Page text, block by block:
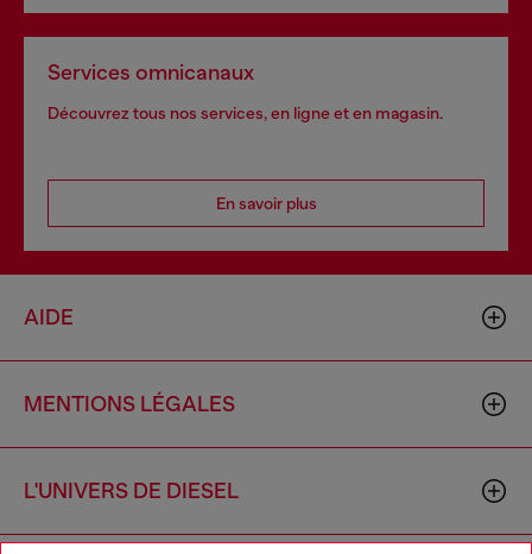
Services omnicanaux
Découvrez tous nos services, en ligne et en magasin.
En savoir plus
AIDE
MENTIONS LÉGALES
L'UNIVERS DE DIESEL